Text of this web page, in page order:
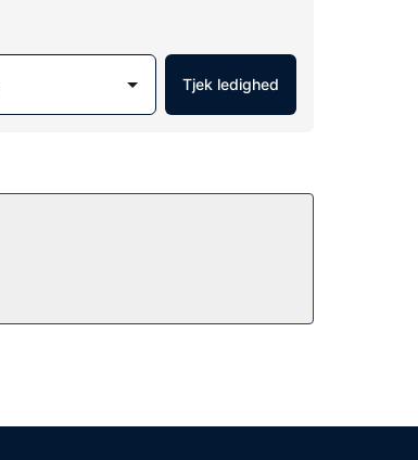
Tjek ledighed